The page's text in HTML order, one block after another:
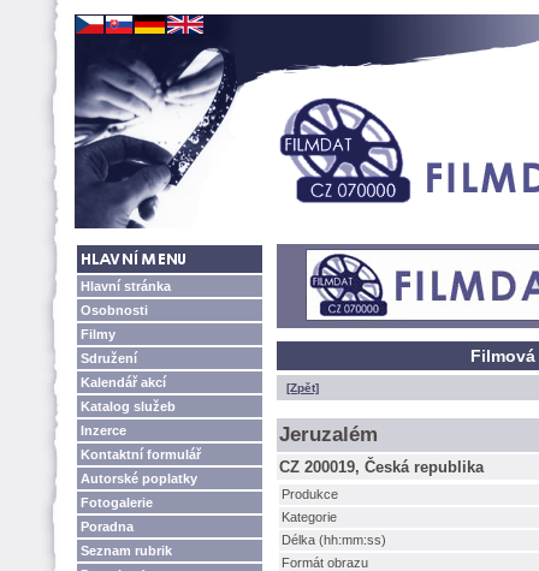
Hlavní stránka
Osobnosti
Filmy
Sdružení
Kalendář akcí
Katalog služeb
Inzerce
Kontaktní formulář
Autorské poplatky
Fotogalerie
Poradna
Seznam rubrik
Filmová
[Zpět]
Jeruzalém
CZ 200019, Česká republika
Produkce
Kategorie
Délka (hh:mm:ss)
Formát obrazu